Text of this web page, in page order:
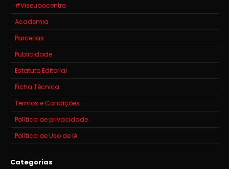
#Viseuaocentro
Academia
Parcerias
Publicidade
Estatuto Editorial
Ficha Técnica
Termos e Condições
Política de privacidade
Política de Uso de IA
Categorias